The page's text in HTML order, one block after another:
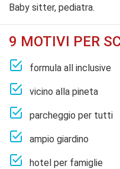
Baby sitter, pediatra.
9 MOTIVI PER
formula all inclusive
vicino alla pineta
parcheggio per tutti
ampio giardino
hotel per famiglie